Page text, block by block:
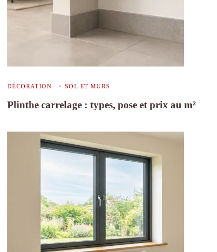
DÉCORATION SOL ET MURS
Plinthe carrelage : types, pose et prix au m²